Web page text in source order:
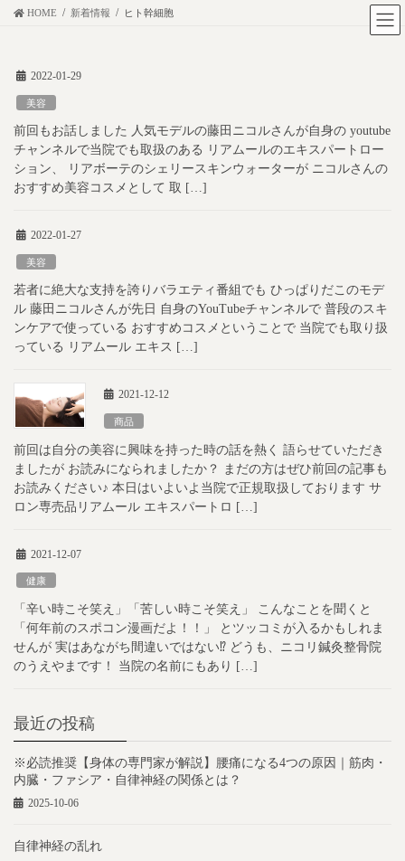
HOME 新着情報 ヒト幹細胞
2022-01-29
美容
前回もお話しました 人気モデルの藤田ニコルさんが自身の youtube
チャンネルで当院でも取扱のある リアムールのエキスパートロー
ション、 リアボーテのシェリースキンウォーターが ニコルさんの
おすすめ美容コスメとして 取 […]
2022-01-27
美容
若者に絶大な支持を誇りバラエティ番組でも ひっぱりだこのモデ
ル 藤田ニコルさんが先日 自身のYouTubeチャンネルで 普段のスキ
ンケアで使っている おすすめコスメということで 当院でも取り扱
っている リアムール エキス […]
2021-12-12
商品
前回は自分の美容に興味を持った時の話を熱く 語らせていただき
ましたが お読みになられましたか？ まだの方はぜひ前回の記事も
お読みください♪ 本日はいよいよ当院で正規取扱しております サ
ロン専売品リアムール エキスパートロ […]
2021-12-07
健康
「辛い時こそ笑え」「苦しい時こそ笑え」 こんなことを聞くと
「何年前のスポコン漫画だよ！！」 とツッコミが入るかもしれま
せんが 実はあながち間違いではない⁉︎ どうも、ニコリ鍼灸整骨院
のうえやまです！ 当院の名前にもあり […]
最近の投稿
※必読推奨【身体の専門家が解説】腰痛になる4つの原因｜筋肉・
内臓・ファシア・自律神経の関係とは？
2025-10-06
自律神経の乱れ